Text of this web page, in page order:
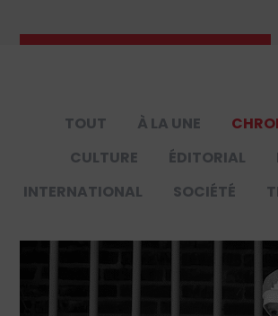
TOUT À LA UNE
CULTURE
ÉDITORIAL
INTERNATIONAL
SOCIÉTÉ